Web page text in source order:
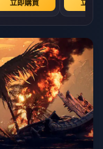
立即購買 立即